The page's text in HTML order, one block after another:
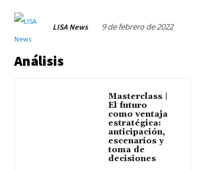
LISA News 9 de febrero de 2022
Análisis
Masterclass |
El futuro
como ventaja
estratégica:
anticipación,
escenarios y
toma de
decisiones